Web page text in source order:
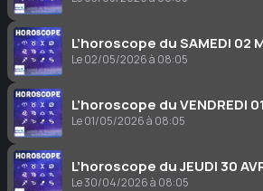
L’horoscope du SAMEDI 02
Le 02/05/2026 à 08:05
L’horoscope du VENDREDI
Le 01/05/2026 à 08:05
L’horoscope du JEUDI 30
Le 30/04/2026 à 08:05